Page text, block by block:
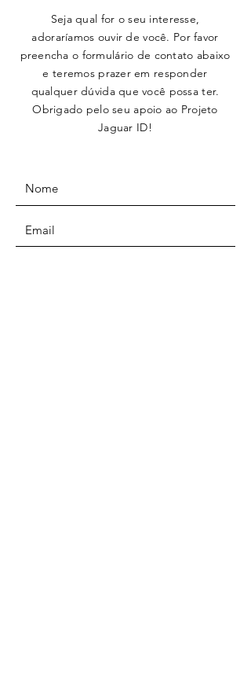
Seja qual for o seu interesse,
adoraríamos ouvir de você. Por favor
preencha o formulário de contato abaixo
e teremos prazer em responder
qualquer dúvida que você possa ter.
Obrigado pelo seu apoio ao Projeto
Jaguar ID!